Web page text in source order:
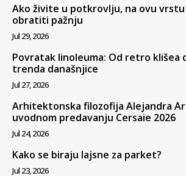
Ako živite u potkrovlju, na ovu
obratiti pažnju
Jul 29, 2026
Povratak linoleuma: Od retro klišea
trenda današnjice
Jul 27, 2026
Arhitektonska filozofija Alejandra
uvodnom predavanju Cersaie 2026
Jul 24, 2026
Kako se biraju lajsne za parket?
Jul 23, 2026